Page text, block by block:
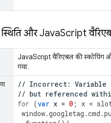
स्थिति और JavaScript
JavaScript वैरिएबल की स्कोपिंग
गया.
// Incorrect: Variable
// but referenced
for (var x = 0 ; x <
window.googletag .cmd .